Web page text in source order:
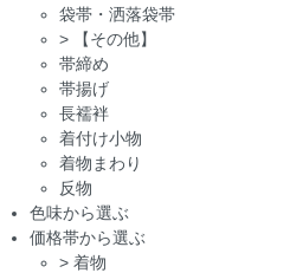
袋帯・洒落袋帯
>
【その他】
帯締め
帯揚げ
長襦袢
着付け小物
着物まわり
反物
色味から選ぶ
価格帯から選ぶ
> 着物